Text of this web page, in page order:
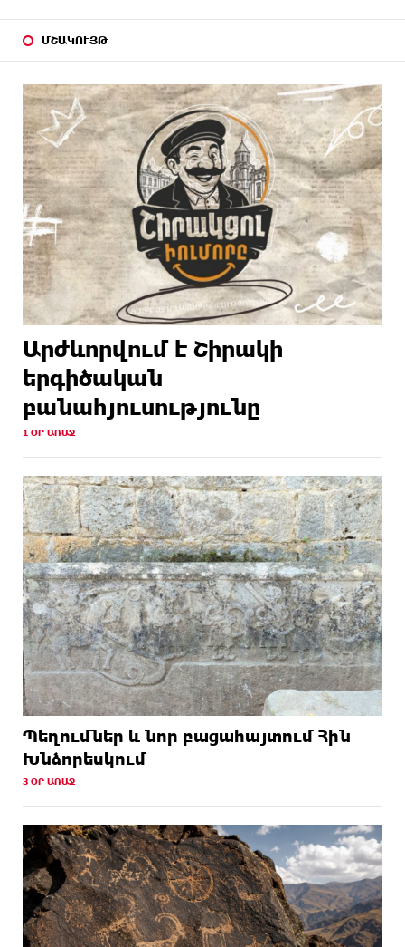
ՄՇԱԿՈՒՅԹ
Արժևորվում է Շիրակի
երգիծական
բանահյուսությունը
1 ՕՐ ԱՌԱՋ
Պեղումներ և նոր բացահայտում Հին
Խնձորեսկում
3 ՕՐ ԱՌԱՋ